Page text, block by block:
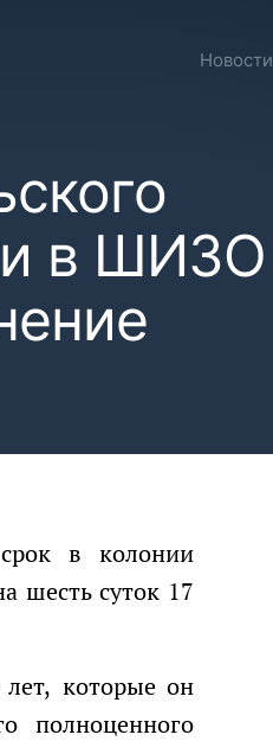
Новости
в ШИЗО
шесть суток 17
полноценного